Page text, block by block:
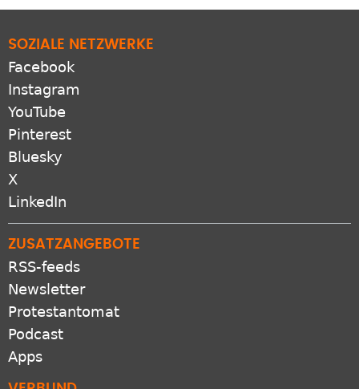
SOZIALE NETZWERKE
Facebook
Instagram
YouTube
Pinterest
Bluesky
X
LinkedIn
ZUSATZANGEBOTE
RSS-feeds
Newsletter
Protestantomat
Podcast
Apps